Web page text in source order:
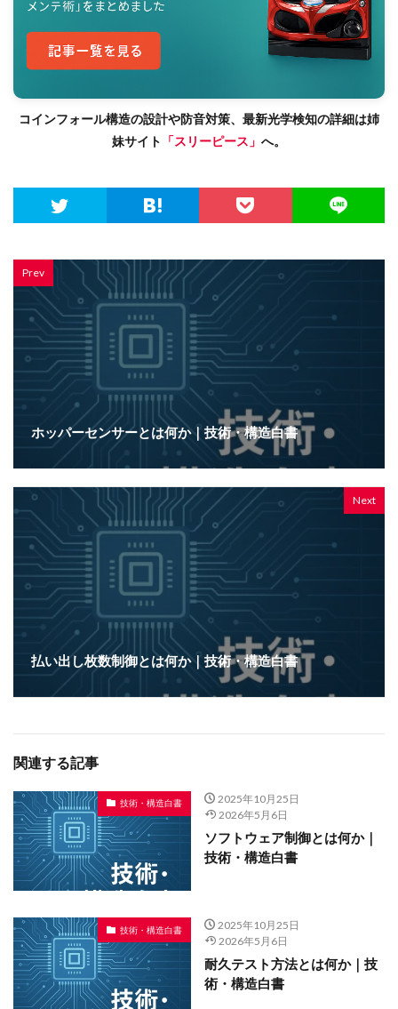
コインフォール構造の設計や防音対策、最新光学検知の詳細は姉
妹サイト 「スリーピース」 へ。
Prev
ホッパーセンサーとは何か｜技術・構造白書
Next
払い出し枚数制御とは何か｜技術・構造白書
関連する記事
技術・構造白書
2025年10月25日
2026年5月6日
ソフトウェア制御とは何か｜
技術・構造白書
技術・構造白書
2025年10月25日
2026年5月6日
耐久テスト方法とは何か｜技
術・構造白書